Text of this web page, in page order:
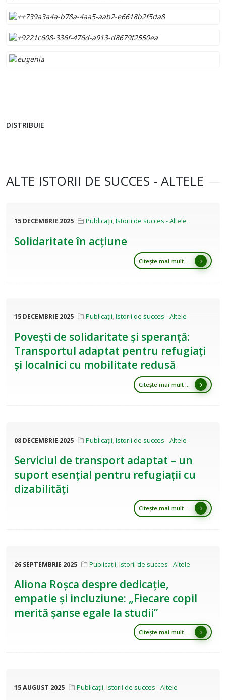
DISTRIBUIE
ALTE ISTORII DE SUCCES - ALTELE
15 DECEMBRIE 2025 Publicații, Istorii de succes - Altele
Solidaritate în acțiune
Citește mai mult ...
15 DECEMBRIE 2025 Publicații, Istorii de succes - Altele
Povești de solidaritate și speranță:
Transportul adaptat pentru refugiați
și localnici cu mobilitate redusă
Citește mai mult ...
08 DECEMBRIE 2025 Publicații, Istorii de succes - Altele
Serviciul de transport adaptat – un
suport esențial pentru refugiații cu
dizabilități
Citește mai mult ...
26 SEPTEMBRIE 2025 Publicații, Istorii de succes - Altele
Aliona Roșca despre dedicație,
empatie și incluziune: „Fiecare copil
merită șanse egale la studii”
Citește mai mult ...
15 AUGUST 2025 Publicații, Istorii de succes - Altele